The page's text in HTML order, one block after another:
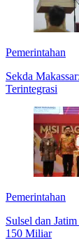
Pemerintahan
Sekda
Terintegrasi
Pemerintahan
Sulsel dan
150 Miliar